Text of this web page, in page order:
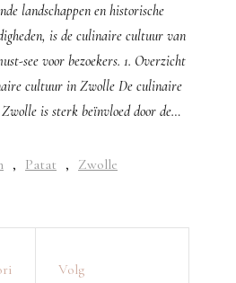
landschappen en historische
is de culinaire cultuur van
see voor bezoekers. 1. Overzicht
cultuur in Zwolle De culinaire
is sterk beïnvloed door de…
, Patat , Zwolle
Volg